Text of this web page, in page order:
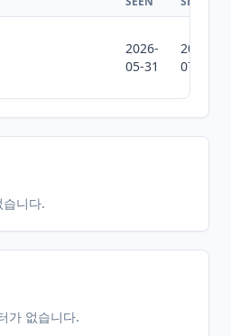
2026-
05-31
2026-
07-10
습니다.
가 없습니다.